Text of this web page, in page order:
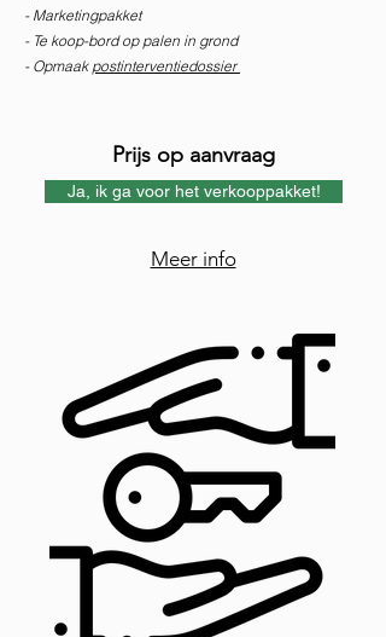
- Marketingpakket
- Te koop-bord op palen in grond
- Opmaak postinterventiedossier
Prijs op aanvraag
Ja, ik ga voor het verkooppakket!
Meer info